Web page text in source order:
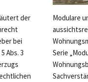
der
bei
Abs. 3
Modulare
Serie